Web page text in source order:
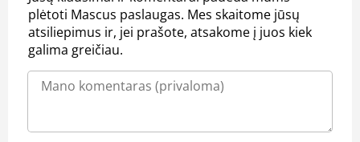
plėtoti Mascus paslaugas. Mes skaitome jūsų
atsiliepimus ir, jei prašote, atsakome į juos kiek
galima greičiau.